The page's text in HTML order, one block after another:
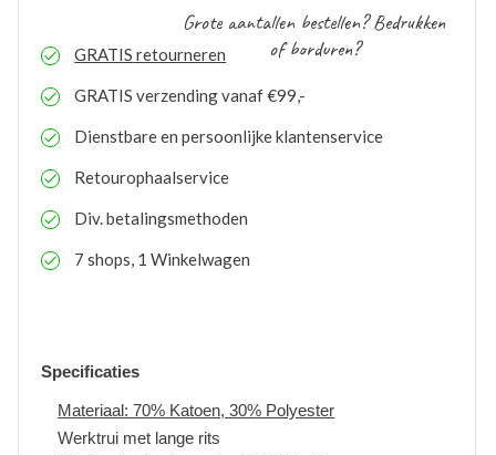
Grote aantallen bestellen? Bedrukken
of borduren?
GRATIS retourneren
GRATIS verzending vanaf €99,-
Dienstbare en persoonlijke klantenservice
Retourophaalservice
Div. betalingsmethoden
7 shops, 1 Winkelwagen
Specificaties
Materiaal: 70% Katoen, 30% Polyester
Werktrui met lange rits